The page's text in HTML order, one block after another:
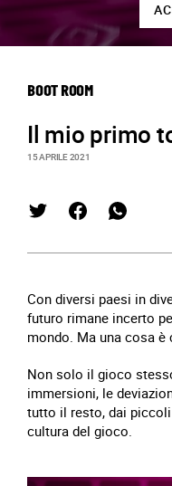
BOOT ROOM
Il mio primo
15 APRILE 2021
Con diversi paesi in
futuro rimane incerto
mondo. Ma una cosa
Non solo il gioco
immersioni, le
tutto il resto, dai
cultura del gioco.